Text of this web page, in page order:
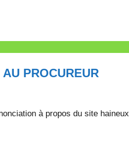
PROCUREUR
à propos du site haineux